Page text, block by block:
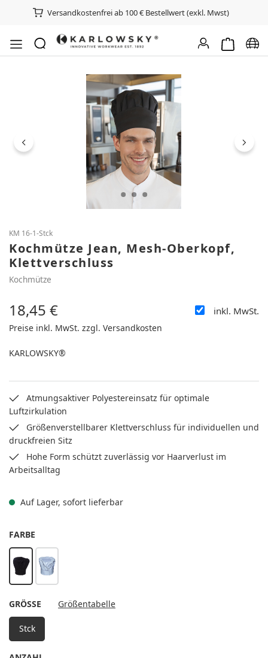
Versandkostenfrei ab 100 € Bestellwert (exkl. Mwst)
Bildergalerie überspringen
KM 16-1-Stck
Kochmütze Jean, Mesh-Oberkopf,
Klettverschluss
Kochmütze
Regulärer Preis:
18,45 € inkl. MwSt.
Preise inkl. MwSt. zzgl. Versandkosten
KARLOWSKY®
Atmungsaktiver Polyestereinsatz für optimale
Luftzirkulation
Größenverstellbarer Klettverschluss für individuellen und
druckfreien Sitz
Hohe Form schützt zuverlässig vor Haarverlust im
Arbeitsalltag
Auf Lager, sofort lieferbar
FARBE
schwarzweiß
GRÖSSE AUSWÄHLEN
Größentabelle
Stck